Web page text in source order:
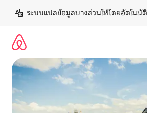
เนื้อหา
ระบบแปลข้อมูลบางส่วนให้โดยอัตโนมัติ